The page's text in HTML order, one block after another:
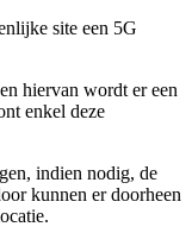
site een 5G
hiervan wordt er een
enkel deze
indien nodig, de
kunnen er doorheen